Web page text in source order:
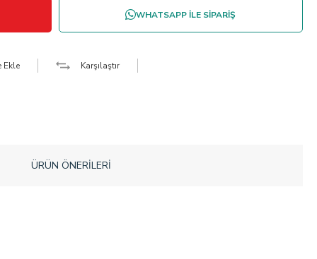
WHATSAPP İLE SİPARİŞ
Ekle Karşılaştır
ÜRÜN ÖNERILERI